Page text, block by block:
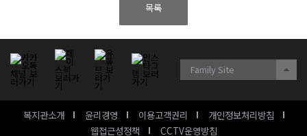
목록
복지관소개 윤리경영 이용고객권리
개인정보처리방침
웹접근성정책
CCTV운영방침
Family Site